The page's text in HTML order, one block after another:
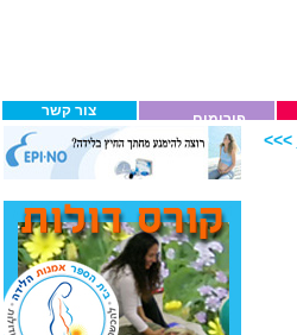
צור קשר פורומים
>>>